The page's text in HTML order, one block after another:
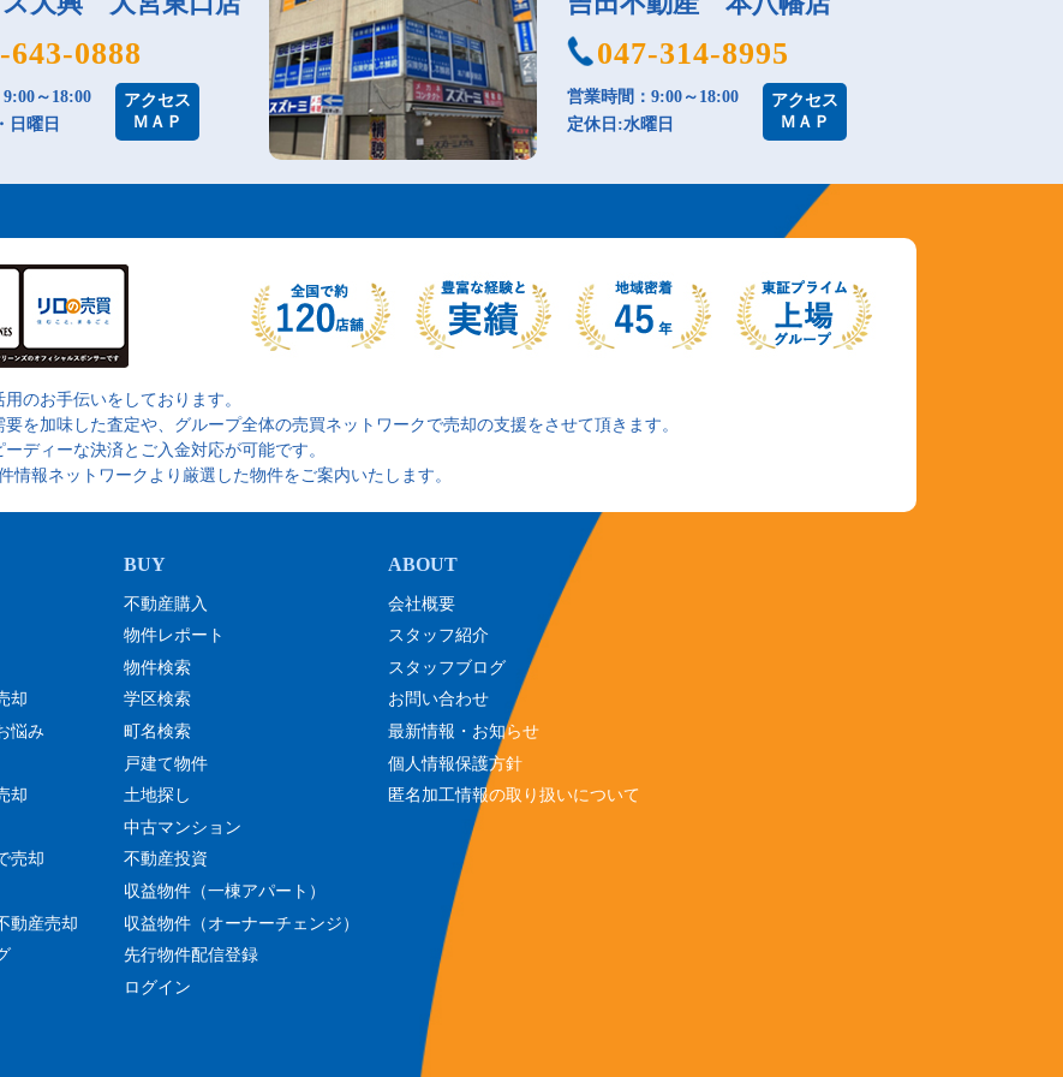
643-0888
～18:00
日曜日
アクセス
ＭＡＰ
047-314-8995
営業時間：9:00～18:00
定休日:水曜日
アクセス
ＭＡＰ
のお手伝いをしております。
を加味した査定や、グループ全体の売買ネットワークで売却の支援をさせて頂きます。
ディーな決済とご入金対応が可能です。
報ネットワークより厳選した物件をご案内いたします。
却
悩み
却
売却
動産売却
不動産購入
物件レポート
物件検索
学区検索
町名検索
戸建て物件
土地探し
中古マンション
不動産投資
収益物件（一棟アパート）
収益物件（オーナーチェンジ）
先行物件配信登録
ログイン
会社概要
スタッフ紹介
スタッフブログ
お問い合わせ
最新情報・お知らせ
個人情報保護方針
匿名加工情報の取り扱いについて